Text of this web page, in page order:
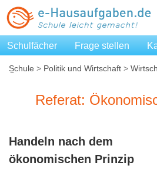
Schulfächer Frage stellen
Schule > Politik und Wirtschaft >
Referat:
Handeln nach dem
ökonomischen Prinzip